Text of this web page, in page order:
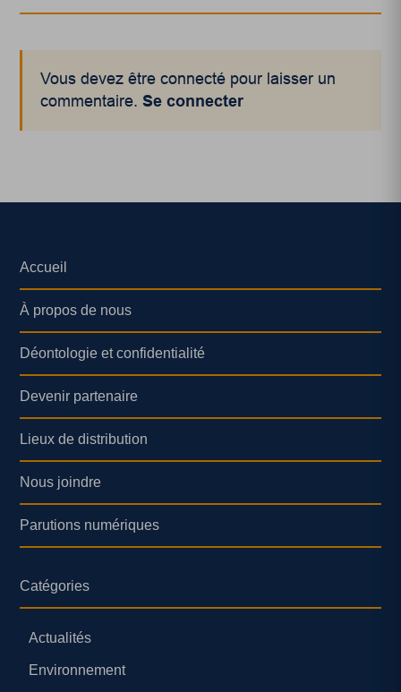
Vous devez être connecté pour laisser un
commentaire.Se connecter
Accueil
À propos de nous
Déontologie et confidentialité
Devenir partenaire
Lieux de distribution
Nous joindre
Parutions numériques
Catégories
Actualités
Environnement